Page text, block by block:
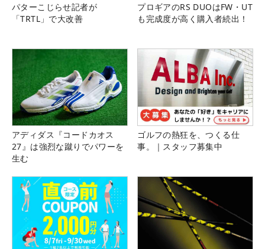
パターこじらせ記者が
「TRTL」で大改善
プロギアのRS DUOはFW・UT
も完成度が高く購入者続出！
アディダス『コードカオス
27』は強烈な蹴りでパワーを
生む
ゴルフの熱狂を、つくる仕
事。｜スタッフ募集中